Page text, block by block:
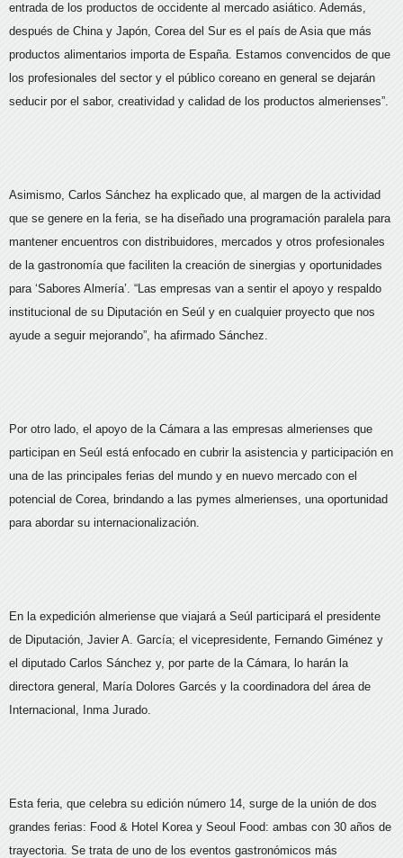
entrada de los productos de occidente al mercado asiático. Además,
después de China y Japón, Corea del Sur es el país de Asia que más
productos alimentarios importa de España. Estamos convencidos de que
los profesionales del sector y el público coreano en general se dejarán
seducir por el sabor, creatividad y calidad de los productos almerienses”.
Asimismo, Carlos Sánchez ha explicado que, al margen de la actividad
que se genere en la feria, se ha diseñado una programación paralela para
mantener encuentros con distribuidores, mercados y otros profesionales
de la gastronomía que faciliten la creación de sinergias y oportunidades
para ‘Sabores Almería’. “Las empresas van a sentir el apoyo y respaldo
institucional de su Diputación en Seúl y en cualquier proyecto que nos
ayude a seguir mejorando”, ha afirmado Sánchez.
Por otro lado, el apoyo de la Cámara a las empresas almerienses que
participan en Seúl está enfocado en cubrir la asistencia y participación en
una de las principales ferias del mundo y en nuevo mercado con el
potencial de Corea, brindando a las pymes almerienses, una oportunidad
para abordar su internacionalización.
En la expedición almeriense que viajará a Seúl participará el presidente
de Diputación, Javier A. García; el vicepresidente, Fernando Giménez y
el diputado Carlos Sánchez y, por parte de la Cámara, lo harán la
directora general, María Dolores Garcés y la coordinadora del área de
Internacional, Inma Jurado.
Esta feria, que celebra su edición número 14, surge de la unión de dos
grandes ferias: Food & Hotel Korea y Seoul Food: ambas con 30 años de
trayectoria. Se trata de uno de los eventos gastronómicos más